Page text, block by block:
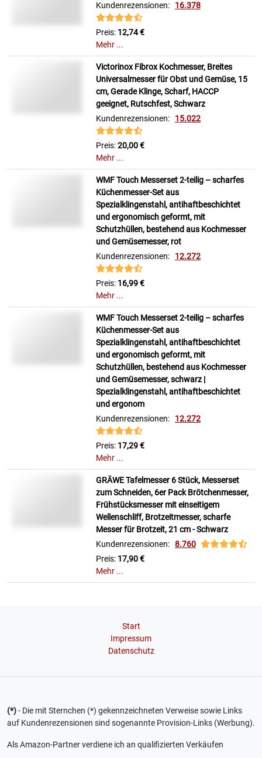
Kundenrezensionen: 16.378
Preis: 12,74 €
Mehr ...
Victorinox Fibrox Kochmesser, Breites
Universalmesser für Obst und Gemüse, 15
cm, Gerade Klinge, Scharf, HACCP
geeignet, Rutschfest, Schwarz
Kundenrezensionen: 15.022
Preis:20,00 €
Mehr ...
WMF Touch Messerset 2-teilig – scharfes
Küchenmesser-Set aus
Spezialklingenstahl, antihaftbeschichtet
und ergonomisch geformt, mit
Schutzhüllen, bestehend aus Kochmesser
und Gemüsemesser, rot
Kundenrezensionen: 12.272
Preis: 16,99 €
Mehr ...
WMF Touch Messerset 2-teilig – scharfes
Küchenmesser-Set aus
Spezialklingenstahl, antihaftbeschichtet
und ergonomisch geformt, mit
Schutzhüllen, bestehend aus Kochmesser
und Gemüsemesser, schwarz |
Spezialklingenstahl, antihaftbeschichtet
und ergonom
Kundenrezensionen: 12.272
Preis: 17,29 €
Mehr ...
GRÄWE Tafelmesser 6 Stück, Messerset
zum Schneiden, 6er Pack Brötchenmesser,
Frühstücksmesser mit einseitigem
Wellenschliff, Brotzeitmesser, scharfe
Messer für Brotzeit, 21 cm - Schwarz
Kundenrezensionen: 8.760
Preis: 17,90 €
Mehr ...
Start
Impressum
Datenschutz
(*)- Die mit Sternchen (*) gekennzeichneten Verweise sowie Links
auf Kundenrezensionen sind sogenannte Provision-Links (Werbung).
Als Amazon-Partner verdiene ich an qualifizierten Verkäufen